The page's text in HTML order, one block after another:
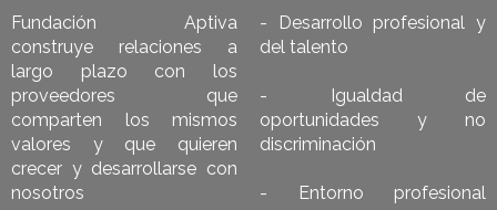
Fundación Aptiva
construye relaciones a
largo plazo con los
proveedores que
comparten los mismos
valores y que quieren
crecer y desarrollarse con
nosotros
- Desarrollo profesional y
del talento
- Igualdad de
oportunidades y no
discriminación
- Entorno profesional